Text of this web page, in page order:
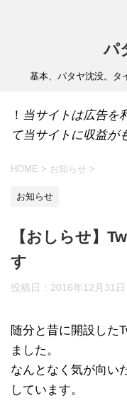
パ
基本、パタヤ沈没。タ
！ 当サイトは広告を
て当サイトに収益が
HOME > お知らせ >
お知らせ
【おしらせ】
す
投稿日： 2016年12月31日
随分と昔に開設した
ました。
なんとなく気が向い
しています。